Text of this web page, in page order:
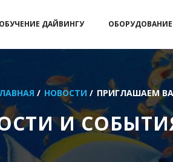
ОБУЧЕНИЕ ДАЙВИНГУ ОБОРУДОВАНИЕ
/ НОВОСТИ / ПРИГЛАШАЕМ
И СОБЫТИЯ